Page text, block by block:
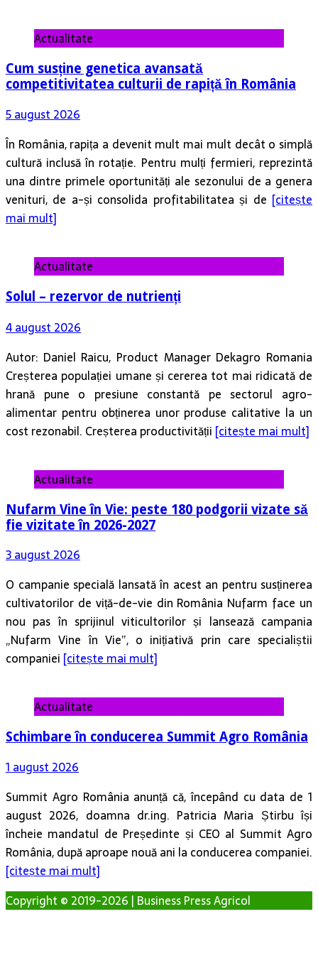
Actualitate
Cum susține genetica avansată
competitivitatea culturii de rapiță în România
5 august 2026
În România, rapița a devenit mult mai mult decât o simplă
cultură inclusă în rotație. Pentru mulți fermieri, reprezintă
una dintre primele oportunități ale sezonului de a genera
venituri, de a-și consolida profitabilitatea și de [citește
mai mult]
Actualitate
Solul – rezervor de nutrienți
4 august 2026
Autor: Daniel Raicu, Product Manager Dekagro Romania
Creșterea populației umane și cererea tot mai ridicată de
hrană pune o presiune constantă pe sectorul agro-
alimentar pentru obținerea unor produse calitative la un
cost rezonabil. Creșterea productivității [citește mai mult]
Actualitate
Nufarm Vine în Vie: peste 180 podgorii vizate să
fie vizitate în 2026-2027
3 august 2026
O campanie specială lansată în acest an pentru susținerea
cultivatorilor de viță-de-vie din România Nufarm face un
nou pas în sprijinul viticultorilor și lansează campania
„Nufarm Vine în Vie”, o inițiativă prin care specialiștii
companiei [citește mai mult]
Actualitate
Schimbare în conducerea Summit Agro România
1 august 2026
Summit Agro România anunță că, începând cu data de 1
august 2026, doamna dr.ing. Patricia Maria Știrbu își
încheie mandatul de Președinte și CEO al Summit Agro
România, după aproape nouă ani la conducerea companiei.
[citește mai mult]
Copyright © 2019-2026 | Business Press Agricol